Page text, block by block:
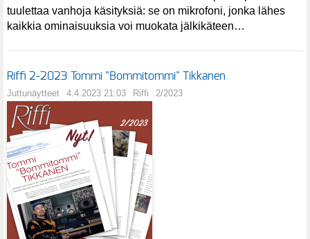
tuulettaa vanhoja käsityksiä: se on mikrofoni, jonka lähes
kaikkia ominaisuuksia voi muokata jälkikäteen…
Riffi 2-2023 Tommi "Bommitommi" Tikkanen
Juttunäytteet 4.4.2023 21:03 Riffi 2/2023